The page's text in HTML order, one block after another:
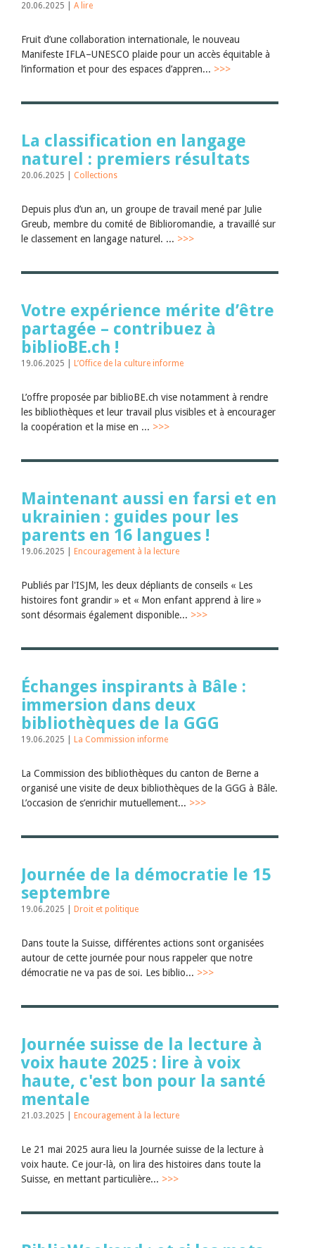
20.06.2025 | A lire
Fruit d’une collaboration internationale, le nouveau
Manifeste IFLA–UNESCO plaide pour un accès équitable à
l’information et pour des espaces d’appren... >>>
La classification en langage
naturel : premiers résultats
20.06.2025 | Collections
Depuis plus d’un an, un groupe de travail mené par Julie
Greub, membre du comité de Biblioromandie, a travaillé sur
le classement en langage naturel. ... >>>
Votre expérience mérite d’être
partagée – contribuez à
biblioBE.ch !
19.06.2025 | L’Office de la culture informe
L’offre proposée par biblioBE.ch vise notamment à rendre
les bibliothèques et leur travail plus visibles et à encourager
la coopération et la mise en ... >>>
Maintenant aussi en farsi et en
ukrainien : guides pour les
parents en 16 langues !
19.06.2025 | Encouragement à la lecture
Publiés par l'ISJM, les deux dépliants de conseils « Les
histoires font grandir » et « Mon enfant apprend à lire »
sont désormais également disponible... >>>
Échanges inspirants à Bâle :
immersion dans deux
bibliothèques de la GGG
19.06.2025 | La Commission informe
La Commission des bibliothèques du canton de Berne a
organisé une visite de deux bibliothèques de la GGG à Bâle.
L’occasion de s’enrichir mutuellement... >>>
Journée de la démocratie le 15
septembre
19.06.2025 | Droit et politique
Dans toute la Suisse, différentes actions sont organisées
autour de cette journée pour nous rappeler que notre
démocratie ne va pas de soi. Les biblio... >>>
Journée suisse de la lecture à
voix haute 2025 : lire à voix
haute, c'est bon pour la santé
mentale
21.03.2025 | Encouragement à la lecture
Le 21 mai 2025 aura lieu la Journée suisse de la lecture à
voix haute. Ce jour-là, on lira des histoires dans toute la
Suisse, en mettant particulière... >>>